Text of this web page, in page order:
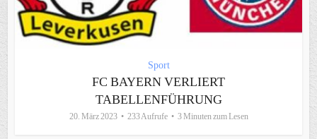
Sport
FC BAYERN VERLIERT
TABELLENFÜHRUNG
20. März 2023 233 Aufrufe 3 Minuten zum Lesen